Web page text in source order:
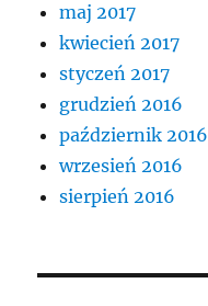
maj 2017
kwiecień 2017
styczeń 2017
grudzień 2016
październik 2016
wrzesień 2016
sierpień 2016